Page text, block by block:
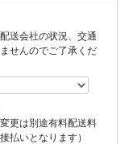
送会社の状況、交通
せんのでご了承くだ
更は別途有料配送料
払いとなります）